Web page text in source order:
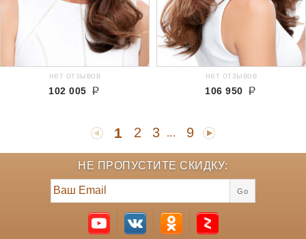
нет отзывов
102 005
нет отзывов
106 950
1 2 3 ... 9
НЕ ПРОПУСТИТЕ СКИДКУ:
Go